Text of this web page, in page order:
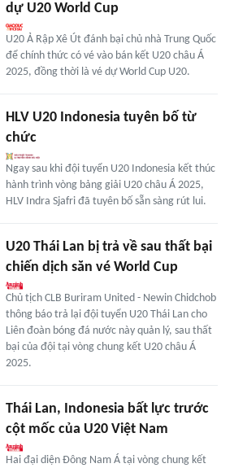
dự U20 World Cup
U20 Ả Rập Xê Út đánh bại chủ nhà Trung Quốc
để chính thức có vé vào bán kết U20 châu Á
2025, đồng thời là vé dự World Cup U20.
HLV U20 Indonesia tuyên bố từ
chức
Ngay sau khi đội tuyển U20 Indonesia kết thúc
hành trình vòng bảng giải U20 châu Á 2025,
HLV Indra Sjafri đã tuyên bố sẵn sàng rút lui.
U20 Thái Lan bị trả về sau thất bại
chiến dịch săn vé World Cup
Chủ tịch CLB Buriram United - Newin Chidchob
thông báo trả lại đội tuyển U20 Thái Lan cho
Liên đoàn bóng đá nước này quản lý, sau thất
bại của đội tại vòng chung kết U20 châu Á
2025.
Thái Lan, Indonesia bất lực trước
cột mốc của U20 Việt Nam
Hai đại diện Đông Nam Á tại vòng chung kết